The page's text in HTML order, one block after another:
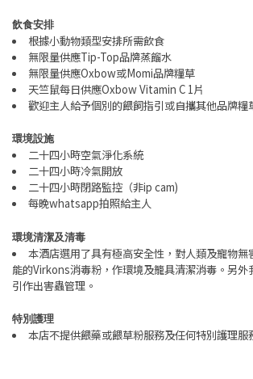
飲食安排
根據小動物類型安排所需飲食
無限量供應Tip-Top品牌蒸餾水
無限量供應Oxbow或Momi品牌糧草
天竺鼠每日供應Oxbow Vitamin C 1片
歡迎主人給予個別的餵飼指引或自攜其他品牌糧
環境設施
二十四小時空氣淨化系統
二十四小時冷氣開放
二十四小時閉路監控（非ip cam)
每晚whatsapp拍照給主人
環境清潔及清毒
本酒店選用了具有極高安全性，對人類及寵物無
能的Virkons消毒粉，作環境及籠具清潔消毒。另外
引作出害蟲管理。
特別護理
本店不提供餵藥或餵草粉服務及任何特別護理服